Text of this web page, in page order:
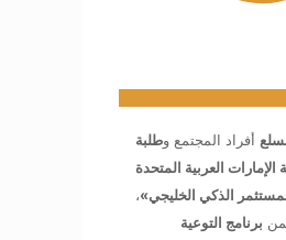
أفراد المجتمع وطلبة
العربية المتحدة
الذكي الخليجي»،
برنامج التوعية